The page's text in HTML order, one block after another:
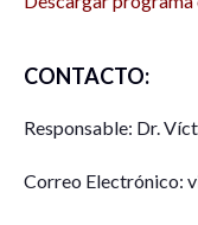
CONTACTO:
Responsable: Dr.
Correo Electrónico: